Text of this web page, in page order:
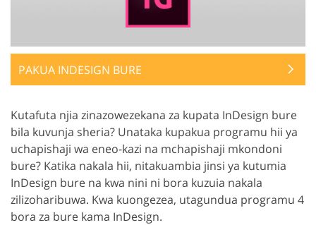
PAKUA INDESIGN BURE
Kutafuta njia zinazowezekana za kupata InDesign bure
bila kuvunja sheria? Unataka kupakua programu hii ya
uchapishaji wa eneo-kazi na mchapishaji mkondoni
bure? Katika nakala hii, nitakuambia jinsi ya kutumia
InDesign bure na kwa nini ni bora kuzuia nakala
zilizoharibuwa. Kwa kuongezea, utagundua programu 4
bora za bure kama InDesign.